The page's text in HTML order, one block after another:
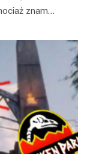
znam…